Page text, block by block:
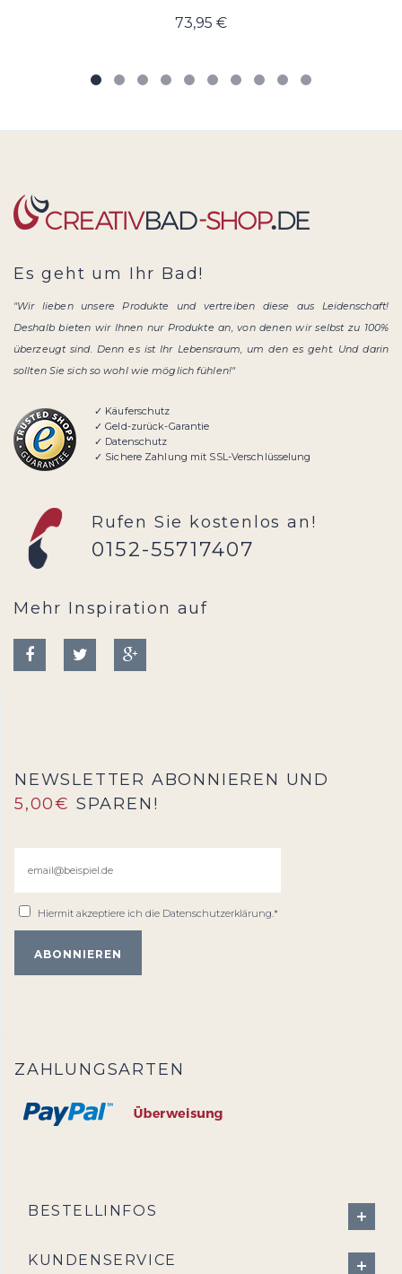
73,95 €
Es geht um Ihr Bad!
"Wir lieben unsere Produkte und vertreiben diese aus Leidenschaft!
Deshalb bieten wir Ihnen nur Produkte an, von denen wir selbst zu 100%
überzeugt sind. Denn es ist Ihr Lebensraum, um den es geht. Und darin
sollten Sie sich so wohl wie möglich fühlen!"
✓ Käuferschutz
✓ Geld-zurück-Garantie
✓ Datenschutz
✓ Sichere Zahlung mit SSL-Verschlüsselung
Rufen Sie kostenlos an!
0152-55717407
Mehr Inspiration auf
NEWSLETTER ABONNIEREN UND
5,00€ SPAREN!
Hiermit akzeptiere ich die Datenschutzerklärung.*
ZAHLUNGSARTEN
BESTELLINFOS
KUNDENSERVICE